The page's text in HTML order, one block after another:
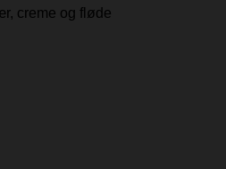
creme og fløde